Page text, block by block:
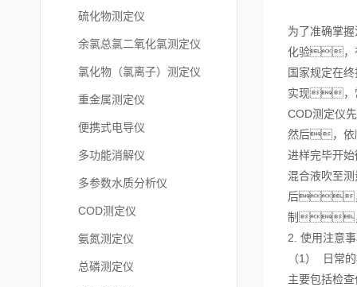
硫化物测定仪
余氯总氯二氧化氯测定仪
氯化物（氯离子）测定仪
重金属测定仪
便携式电导仪
多功能消解仪
多参数水质分析仪
COD测定仪
氨氮测定仪
总磷测定仪
为了准确掌
化验，
国家规定在
实现，
COD测定仪
然后，依
进样完毕开
混合液吹至
后，
制
2. 使用注意
（1） 日常
主要包括检